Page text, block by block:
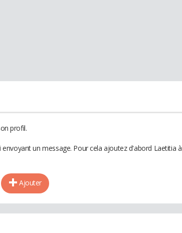
profil.
un message. Pour cela ajoutez d'abord Laetitia à
Ajouter